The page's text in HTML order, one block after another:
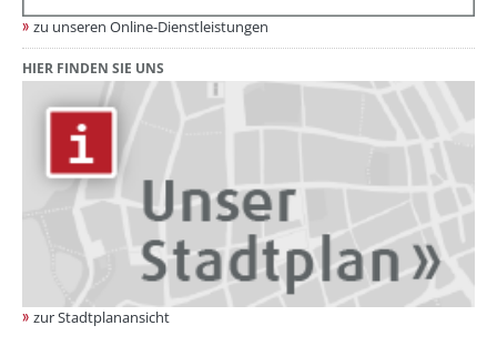
zu unseren Online-Dienstleistungen
HIER FINDEN SIE UNS
zur Stadtplanansicht